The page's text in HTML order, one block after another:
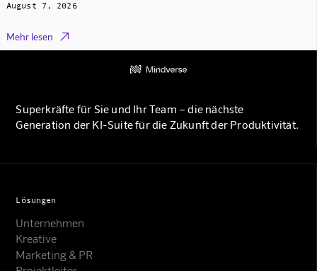
August 7, 2026
Mehr lesen 
Superkräfte für Sie und Ihr Team – die nächste
Generation der KI-Suite für die Zukunft der Produktivität.
Lösungen
Unternehmen
Kreative
Marketing & PR